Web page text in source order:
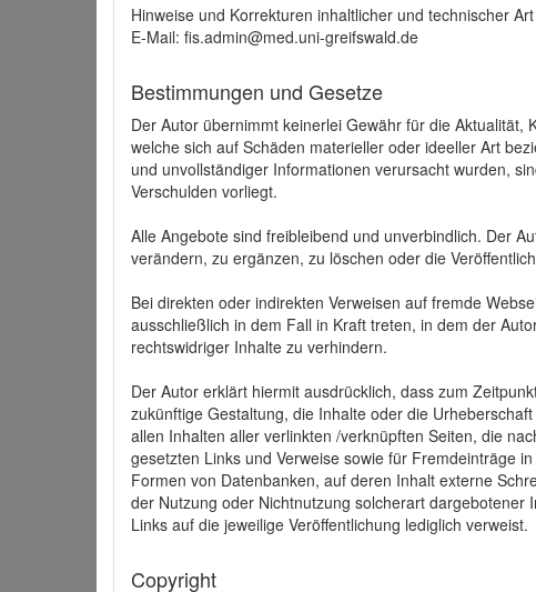
Hinweise und Korrekturen inhaltlicher und technischer
E-Mail: fis.admin@med.uni-greifswald.de
Bestimmungen und Gesetze
Der Autor übernimmt keinerlei Gewähr für die
welche sich auf Schäden materieller oder ideeller Art
und unvollständiger Informationen verursacht wurden,
Verschulden vorliegt.
Alle Angebote sind freibleibend und unverbindlich. Der
verändern, zu ergänzen, zu löschen oder die
Bei direkten oder indirekten Verweisen auf fremde
ausschließlich in dem Fall in Kraft treten, in dem der
rechtswidriger Inhalte zu verhindern.
Der Autor erklärt hiermit ausdrücklich, dass zum
zukünftige Gestaltung, die Inhalte oder die
allen Inhalten aller verlinkten /verknüpften Seiten, die
gesetzten Links und Verweise sowie für Fremdeinträge
Formen von Datenbanken, auf deren Inhalt externe
der Nutzung oder Nichtnutzung solcherart
Links auf die jeweilige Veröffentlichung lediglich verweist.
Copyright